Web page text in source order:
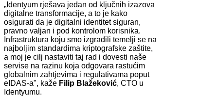
„Identyum rješava jedan od ključnih izazova
digitalne transformacije, a to je kako
osigurati da je digitalni identitet siguran,
pravno valjan i pod kontrolom korisnika.
Infrastruktura koju smo izgradili temelji se na
najboljim standardima kriptografske zaštite,
a moj je cilj nastaviti taj rad i dovesti naše
servise na razinu koja odgovara rastućim
globalnim zahtjevima i regulativama poput
eIDAS-a", kaže Filip Blažeković, CTO u
Identyumu.